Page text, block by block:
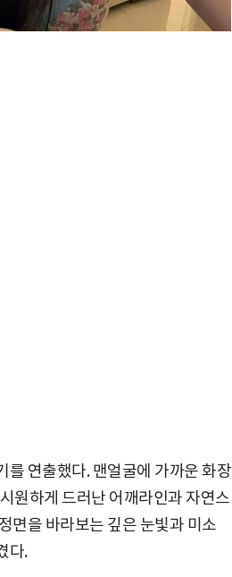
를 연출했다. 맨얼굴에 가까운 화장
원하게 드러난 어깨라인과 자연스
면을 바라보는 깊은 눈빛과 미소
다.